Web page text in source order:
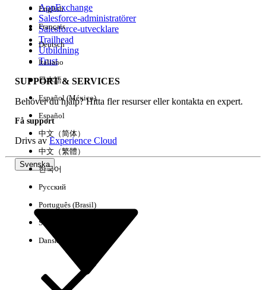
Händelse
Rensa alla Klart
AppExchange
Salesforce-administratörer
Salesforce-utvecklare
Trailhead
Utbildning
Trust
SUPPORT & SERVICES
Behöver du hjälp? Hitta fler resurser eller kontakta en expert.
Få support
Drivs avExperience Cloud
Svenska
English
Français
Deutsch
Italiano
日本語
Español (México)
Español
中文（简体）
中文（繁體）
한국어
Русский
Português (Brasil)
Suomi
Dansk